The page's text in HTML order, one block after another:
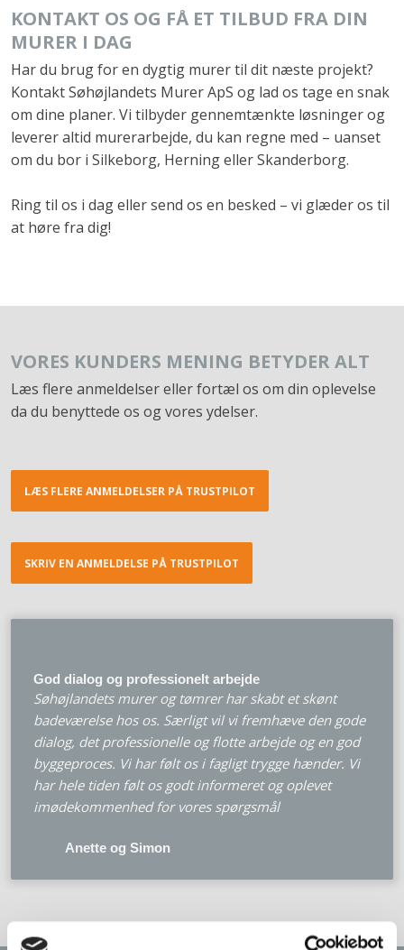
KONTAKT OS OG FÅ ET TILBUD FRA DIN
MURER I DAG
Har du brug for en dygtig murer til dit næste projekt?
Kontakt Søhøjlandets Murer ApS og lad os tage en snak
om dine planer. Vi tilbyder gennemtænkte løsninger og
leverer altid murerarbejde, du kan regne med – uanset
om du bor i Silkeborg, Herning eller Skanderborg.
Ring til os i dag eller send os en besked – vi glæder os til
at høre fra dig!
VORES KUNDERS MENING BETYDER ALT​
Læs flere anmeldelser eller fortæl os om din oplevelse
da du benyttede os og vores ydelser.​
LÆS FLERE ANMELDELSER PÅ TRUSTPILOT​
SKRIV EN ANMELDELSE PÅ TRUSTPILOT
God dialog og professionelt arbejde
Søhøjlandets murer og tømrer har skabt et skønt
badeværelse hos os. Særligt vil vi fremhæve den gode
dialog, det professionelle og flotte arbejde og en god
byggeproces. Vi har følt os i fagligt trygge hænder. Vi
har hele tiden følt os godt informeret og oplevet
imødekommenhed for vores spørgsmål
​Anette og Simon